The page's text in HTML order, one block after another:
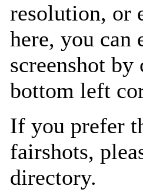
resolution, or
here, you can
screenshot
bottom left
If you prefer
fairshots,
directory.